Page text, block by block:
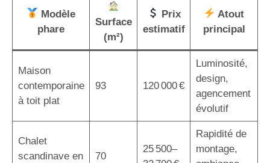
Modèle
phare
Surface
(m²)
Prix
estimatif
Atout
principal
Maison
contemporaine
à toit plat
93 120 000 €
Luminosité,
design,
agencement
évolutif
Chalet
scandinave en
70
25 500–
Rapidité de
montage,